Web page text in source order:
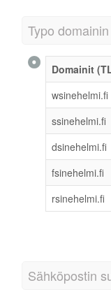
Typo
Domainit
wsinehelmi.fi
ssinehelmi.fi
dsinehelmi.fi
fsinehelmi.fi
rsinehelmi.fi
Sähköpostin